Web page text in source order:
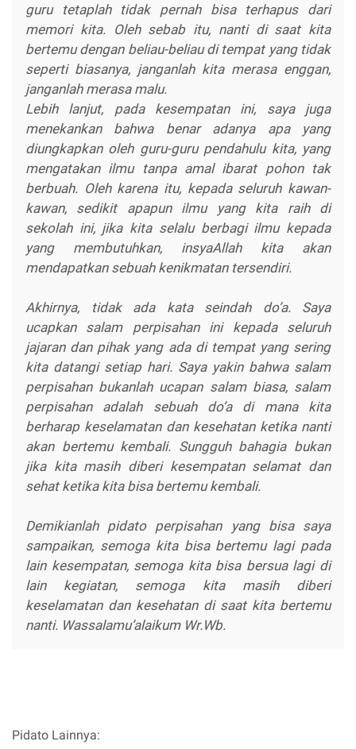
guru tetaplah tidak pernah bisa terhapus dari
memori kita. Oleh sebab itu, nanti di saat kita
bertemu dengan beliau-beliau di tempat yang tidak
seperti biasanya, janganlah kita merasa enggan,
janganlah merasa malu.
Lebih lanjut, pada kesempatan ini, saya juga
menekankan bahwa benar adanya apa yang
diungkapkan oleh guru-guru pendahulu kita, yang
mengatakan ilmu tanpa amal ibarat pohon tak
berbuah. Oleh karena itu, kepada seluruh kawan-
kawan, sedikit apapun ilmu yang kita raih di
sekolah ini, jika kita selalu berbagi ilmu kepada
yang membutuhkan, insyaAllah kita akan
mendapatkan sebuah kenikmatan tersendiri.
Akhirnya, tidak ada kata seindah do’a. Saya
ucapkan salam perpisahan ini kepada seluruh
jajaran dan pihak yang ada di tempat yang sering
kita datangi setiap hari. Saya yakin bahwa salam
perpisahan bukanlah ucapan salam biasa, salam
perpisahan adalah sebuah do’a di mana kita
berharap keselamatan dan kesehatan ketika nanti
akan bertemu kembali. Sungguh bahagia bukan
jika kita masih diberi kesempatan selamat dan
sehat ketika kita bisa bertemu kembali.
Demikianlah pidato perpisahan yang bisa saya
sampaikan, semoga kita bisa bertemu lagi pada
lain kesempatan, semoga kita bisa bersua lagi di
lain kegiatan, semoga kita masih diberi
keselamatan dan kesehatan di saat kita bertemu
nanti. Wassalamu’alaikum Wr.Wb.
Pidato Lainnya: